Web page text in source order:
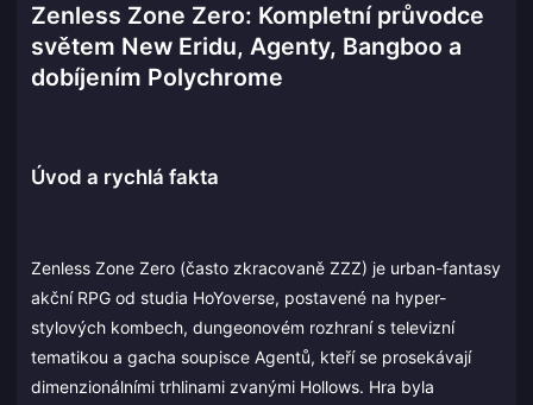
Zenless Zone Zero: Kompletní průvodce
světem New Eridu, Agenty, Bangboo a
dobíjením Polychrome
Úvod a rychlá fakta
Zenless Zone Zero (často zkracovaně ZZZ) je urban-fantasy
akční RPG od studia HoYoverse, postavené na hyper-
stylových kombech, dungeonovém rozhraní s televizní
tematikou a gacha soupisce Agentů, kteří se prosekávají
dimenzionálními trhlinami zvanými Hollows. Hra byla